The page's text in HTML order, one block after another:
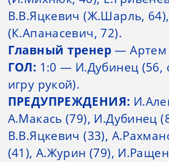
В.В.Яцкевич (Ж.Шарль,
(К.Апанасевич, 72).
Главный тренер— Артем
ГОЛ: 1:0 — И.Дубинец (56,
игру рукой).
ПРЕДУПРЕЖДЕНИЯ:
А.Макась (79), И.Дубинец
В.В.Яцкевич (33),
(41), А.Журин (79),